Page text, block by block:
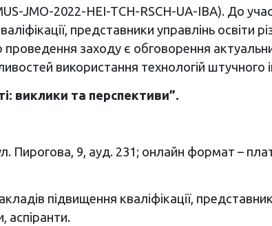
JMO-2022-HEI-TCH-RSCH-UA-IBA). До
представники управлінь освіти
проведення заходу є обговорення
використання технологій штучного
виклики та перспективи”.
Пирогова, 9, ауд. 231; онлайн формат –
підвищення кваліфікації,
аспіранти.